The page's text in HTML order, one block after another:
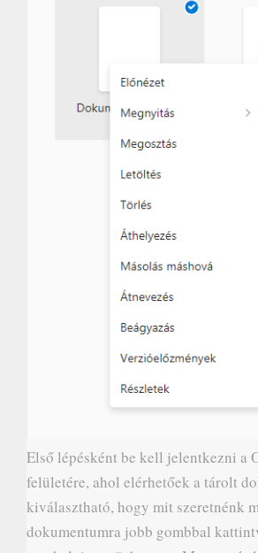
Első lépésként be kell jelentkezni a
felületére, ahol elérhetőek a tárolt
kiválasztható, hogy mit szeretnénk
dokumentumra jobb gombbal